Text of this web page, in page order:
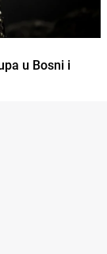
u Bosni i